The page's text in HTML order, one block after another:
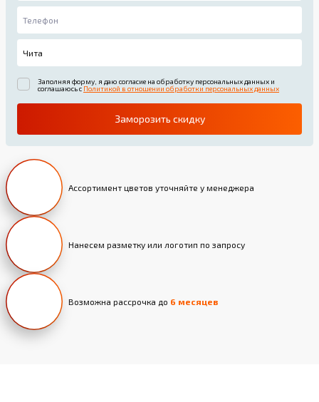
Заполняя форму, я даю согласие на обработку персональных данных и
соглашаюсь с Политикой в отношении обработки персональных данных
Заморозить скидку
Ассортимент цветов уточняйте у менеджера
Нанесем разметку или логотип по запросу
Возможна рассрочка до 6 месяцев